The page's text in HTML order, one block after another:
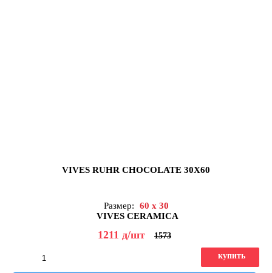
VIVES RUHR CHOCOLATE 30X60
Размер:
60 x 30
VIVES CERAMICA
1211 д/шт 1573
купить